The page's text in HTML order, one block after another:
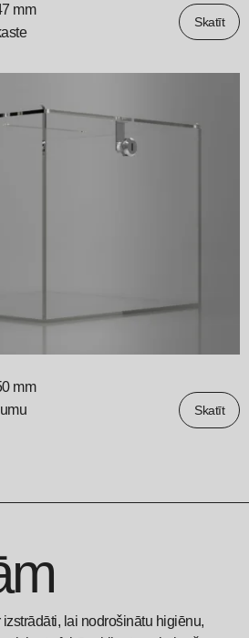
mm
Skatīt
mm
Skatīt
lai nodrošinātu higiēnu,